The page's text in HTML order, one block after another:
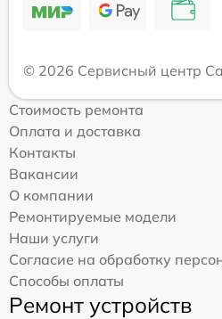
© 2026 Сервисный центр
Стоимость ремонта
Оплата и доставка
Контакты
Вакансии
О компании
Ремонтируемые модели
Наши услуги
Согласие на обработку
Способы оплаты
Ремонт устройств